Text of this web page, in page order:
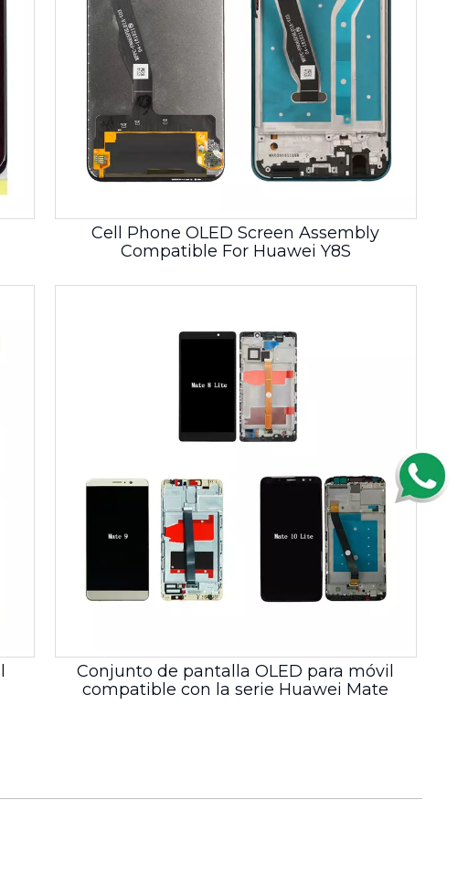
Cell Phone OLED Screen Assembly
Compatible For Huawei Y8S
Conjunto de pantalla OLED para móvil
compatible con la serie Huawei Mate